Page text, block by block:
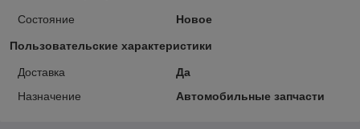
Состояние Новое
Пользовательские характеристики
Доставка
Да
Назначение
Автомобильные запчасти